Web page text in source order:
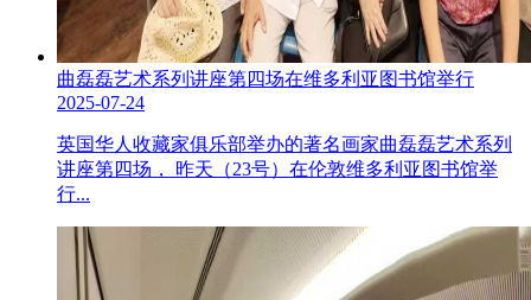
曲磊磊艺术系列讲座第四场在维多利亚图书馆举行
2025-07-24
英国华人收藏家俱乐部举办的著名画家曲磊磊艺术系列
讲座第四场， 昨天（23号）在伦敦维多利亚图书馆举
行...